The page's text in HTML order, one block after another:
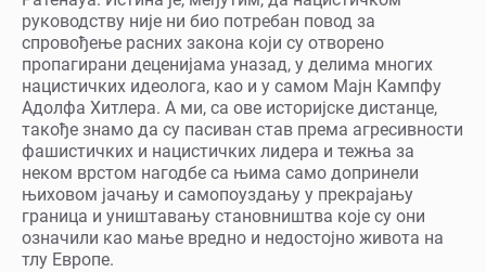
руководству није ни био потребан повод за
спровођење расних закона који су отворено
пропагирани деценијама уназад, у делима многих
нацистичких идеолога, као и у самом Мајн Кампфу
Адолфа Хитлера. А ми, са ове историјске дистанце,
такође знамо да су пасиван став према агресивности
фашистичких и нацистичких лидера и тежња за
неком врстом нагодбе са њима само допринели
њиховом јачању и самопоуздању у прекрајању
граница и уништавању становништва које су они
означили као мање вредно и недостојно живота на
тлу Европе.